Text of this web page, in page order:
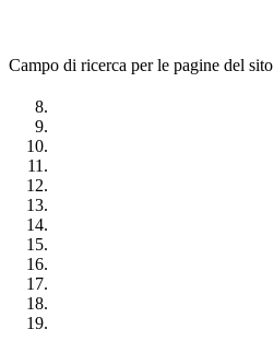
Campo di ricerca per le pagine del sito